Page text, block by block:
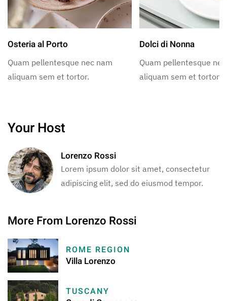
Osteria al Porto
Quam pellentesque nec nam
aliquam sem et tortor.
Dolci di Nonna
Quam pellentesque
aliquam sem et tortor.
Your Host
Lorenzo Rossi
Lorem ipsum dolor sit amet, consectetur
adipiscing elit, sed do eiusmod tempor.
More From Lorenzo Rossi
ROME REGION
Villa Lorenzo
TUSCANY